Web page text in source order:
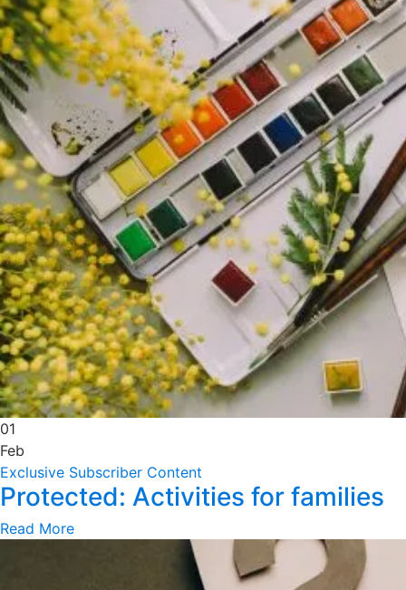
01
Feb
Exclusive Subscriber Content
Protected: Activities for families
Read More